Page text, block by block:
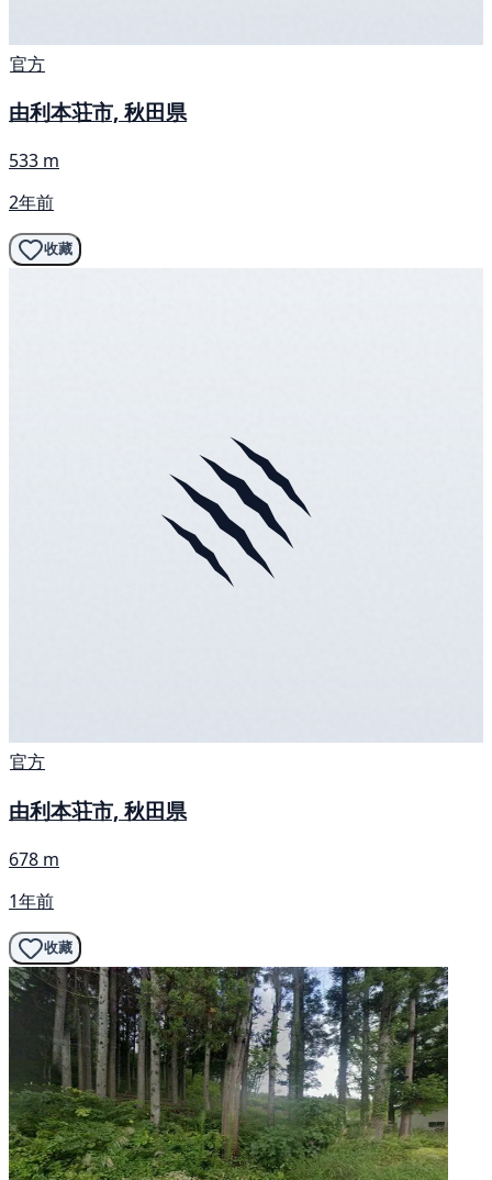
官方
由利本荘市, 秋田県
533 m
2年前
收藏
官方
由利本荘市, 秋田県
678 m
1年前
收藏